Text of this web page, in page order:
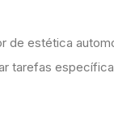
de estética
tarefas